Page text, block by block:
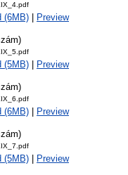
(6MB) Preview
(5MB) Preview
(6MB) Preview
(5MB) Preview